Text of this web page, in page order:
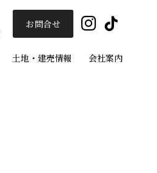
土地・建売情報 会社案内
お問合せ